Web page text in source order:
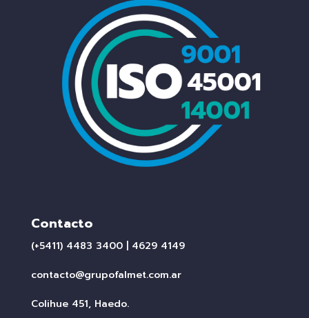
Contacto
(+5411) 4483 3400 | 4629 4149
contacto@grupofalmet.com.ar
Colihue 451, Haedo.